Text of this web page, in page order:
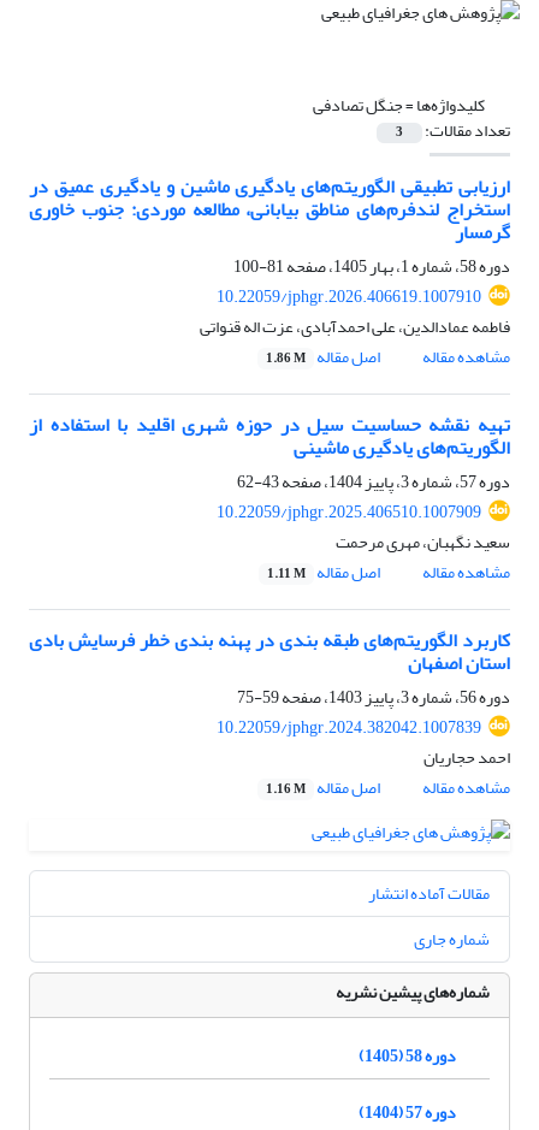
کلیدواژه‌ها =جنگل تصادفی
تعداد مقالات: 3
ارزیابی تطبیقی الگوریتم‌های یادگیری ماشین و یادگیری عمیق در
استخراج لندفرم‌های مناطق بیابانی، مطالعه موردی: جنوب خاوری
گرمسار
دوره 58، شماره 1، بهار 1405، صفحه
81-100
10.22059/jphgr.2026.406619.1007910
فاطمه عمادالدین، علی احمدآبادی، عزت اله قنواتی
مشاهده مقاله
اصل مقاله 1.86 M
تهیه نقشه حساسیت سیل در حوزه شهری اقلید با استفاده از
الگوریتم‌های یادگیری ماشینی
دوره 57، شماره 3، پاییز 1404، صفحه
43-62
10.22059/jphgr.2025.406510.1007909
سعید نگهبان، مهری مرحمت
مشاهده مقاله
اصل مقاله 1.11 M
کاربرد الگوریتم‌های طبقه بندی در پهنه بندی خطر فرسایش بادی
استان اصفهان
دوره 56، شماره 3، پاییز 1403، صفحه
59-75
10.22059/jphgr.2024.382042.1007839
احمد حجاریان
مشاهده مقاله
اصل مقاله 1.16 M
مقالات آماده انتشار
شماره جاری
شماره‌های پیشین نشریه
دوره 58 (1405)
دوره 57 (1404)